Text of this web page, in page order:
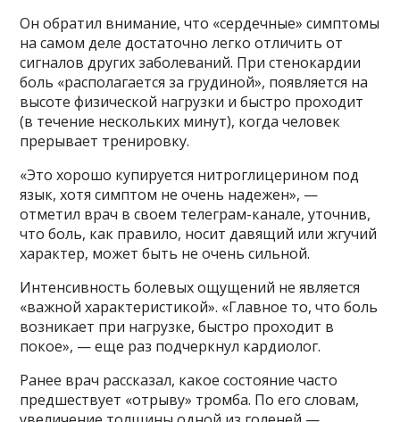
Он обратил внимание, что «сердечные» симптомы
на самом деле достаточно легко отличить от
сигналов других заболеваний. При стенокардии
боль «располагается за грудиной», появляется на
высоте физической нагрузки и быстро проходит
(в течение нескольких минут), когда человек
прерывает тренировку.
«Это хорошо купируется нитроглицерином под
язык, хотя симптом не очень надежен», —
отметил врач в своем телеграм-канале, уточнив,
что боль, как правило, носит давящий или жгучий
характер, может быть не очень сильной.
Интенсивность болевых ощущений не является
«важной характеристикой». «Главное то, что боль
возникает при нагрузке, быстро проходит в
покое», — еще раз подчеркнул кардиолог.
Ранее врач рассказал, какое состояние часто
предшествует «отрыву» тромба. По его словам,